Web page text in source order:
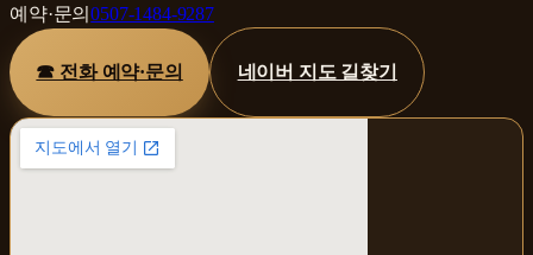
예약·문의0507-1484-9287
☎ 전화 예약·문의 네이버 지도 길찾기